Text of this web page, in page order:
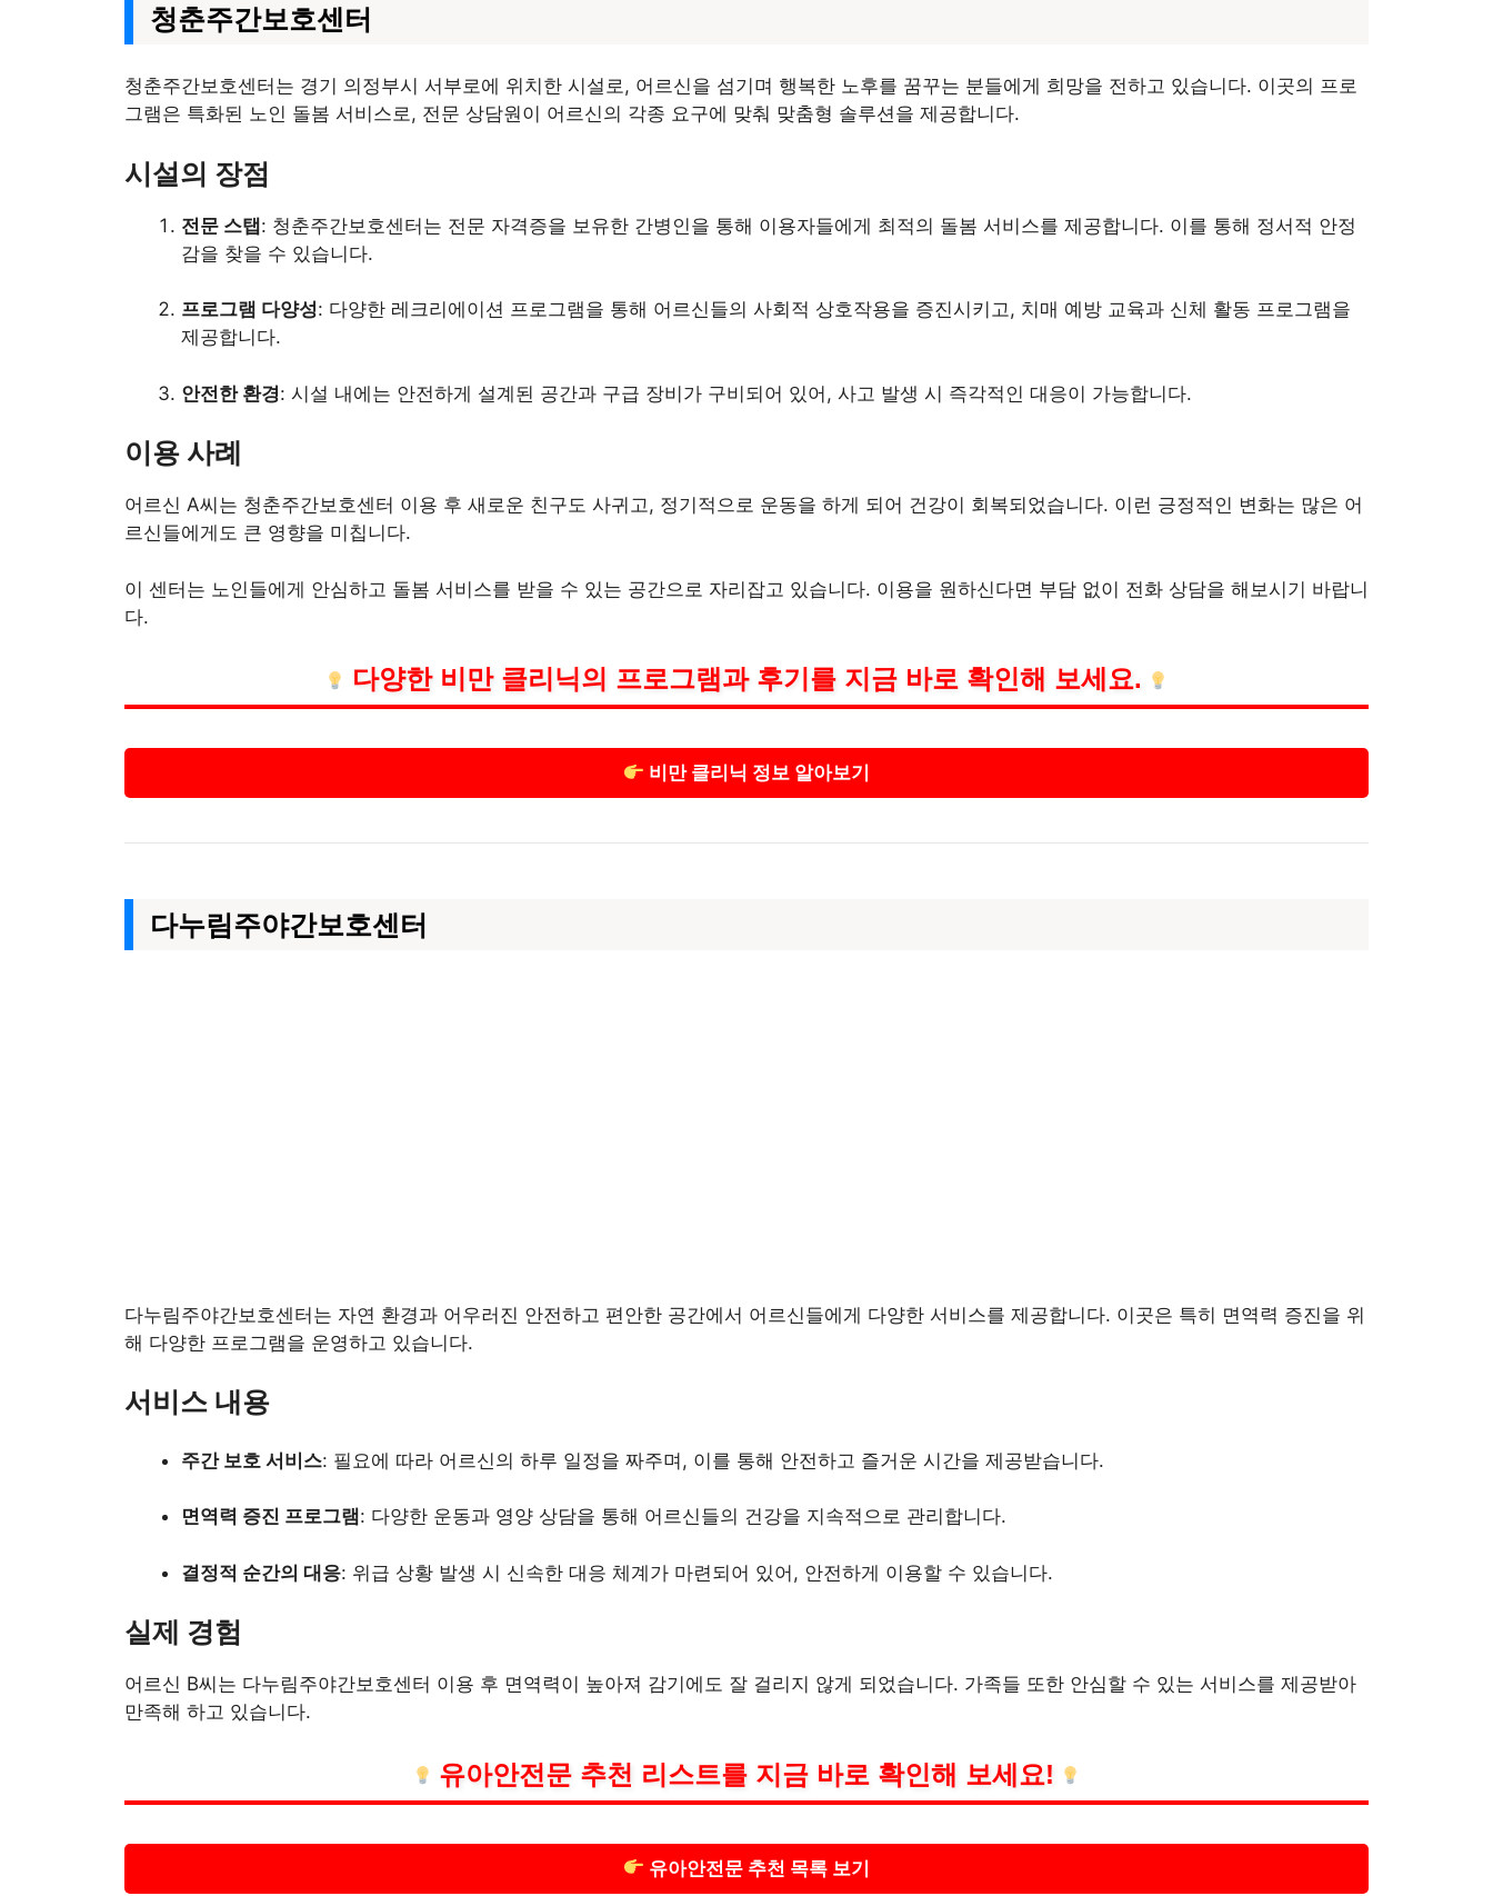
청춘주간보호센터
청춘주간보호센터는 경기 의정부시 서부로에 위치한 시설로, 어르신을 섬기며 행복한 노후를 꿈꾸는 분들에게 희망을 전하고 있습니다. 이곳의 프로
그램은 특화된 노인 돌봄 서비스로, 전문 상담원이 어르신의 각종 요구에 맞춰 맞춤형 솔루션을 제공합니다.
시설의 장점
전문 스탭: 청춘주간보호센터는 전문 자격증을 보유한 간병인을 통해 이용자들에게 최적의 돌봄 서비스를 제공합니다. 이를 통해 정서적 안정
감을 찾을 수 있습니다.
프로그램 다양성: 다양한 레크리에이션 프로그램을 통해 어르신들의 사회적 상호작용을 증진시키고, 치매 예방 교육과 신체 활동 프로그램을
제공합니다.
안전한 환경: 시설 내에는 안전하게 설계된 공간과 구급 장비가 구비되어 있어, 사고 발생 시 즉각적인 대응이 가능합니다.
이용 사례
어르신 A씨는 청춘주간보호센터 이용 후 새로운 친구도 사귀고, 정기적으로 운동을 하게 되어 건강이 회복되었습니다. 이런 긍정적인 변화는 많은 어
르신들에게도 큰 영향을 미칩니다.
이 센터는 노인들에게 안심하고 돌봄 서비스를 받을 수 있는 공간으로 자리잡고 있습니다. 이용을 원하신다면 부담 없이 전화 상담을 해보시기 바랍니
다.
다양한 비만 클리닉의 프로그램과 후기를 지금 바로 확인해 보세요.
비만 클리닉 정보 알아보기
다누림주야간보호센터
다누림주야간보호센터는 자연 환경과 어우러진 안전하고 편안한 공간에서 어르신들에게 다양한 서비스를 제공합니다. 이곳은 특히 면역력 증진을 위
해 다양한 프로그램을 운영하고 있습니다.
서비스 내용
주간 보호 서비스: 필요에 따라 어르신의 하루 일정을 짜주며, 이를 통해 안전하고 즐거운 시간을 제공받습니다.
면역력 증진 프로그램: 다양한 운동과 영양 상담을 통해 어르신들의 건강을 지속적으로 관리합니다.
결정적 순간의 대응: 위급 상황 발생 시 신속한 대응 체계가 마련되어 있어, 안전하게 이용할 수 있습니다.
실제 경험
어르신 B씨는 다누림주야간보호센터 이용 후 면역력이 높아져 감기에도 잘 걸리지 않게 되었습니다. 가족들 또한 안심할 수 있는 서비스를 제공받아
만족해 하고 있습니다.
유아안전문 추천 리스트를 지금 바로 확인해 보세요!
유아안전문 추천 목록 보기